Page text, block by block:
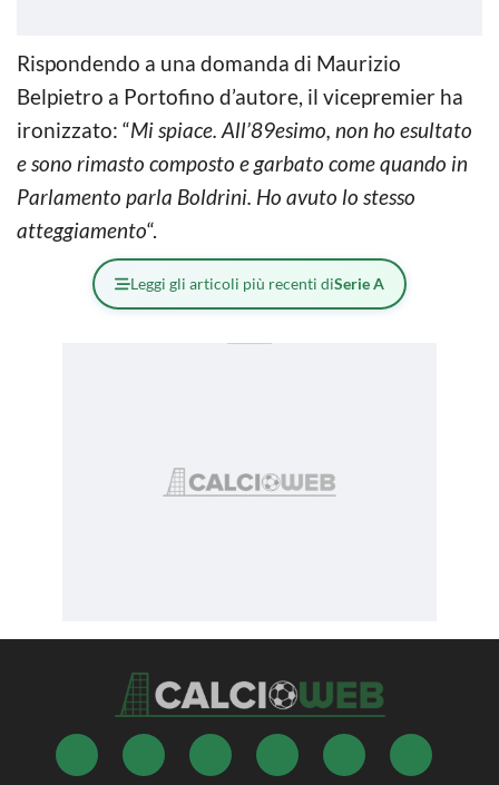
Rispondendo a una domanda di Maurizio
Belpietro a Portofino d’autore, il vicepremier ha
ironizzato: “Mi spiace. All’89esimo, non ho esultato
e sono rimasto composto e garbato come quando in
Parlamento parla Boldrini. Ho avuto lo stesso
atteggiamento“.
Leggi gli articoli più recenti diSerie A